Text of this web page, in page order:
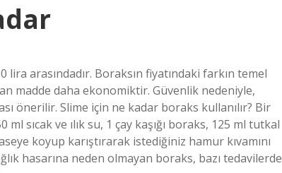
arasındadır. Boraksın fiyatındaki farkın temel
madde daha ekonomiktir. Güvenlik nedeniyle,
önerilir. Slime için ne kadar boraks kullanılır? Bir
sıcak ve ılık su, 1 çay kaşığı boraks, 125 ml tutkal
koyup karıştırarak istediğiniz hamur kıvamını
hasarına neden olmayan boraks, bazı tedavilerde